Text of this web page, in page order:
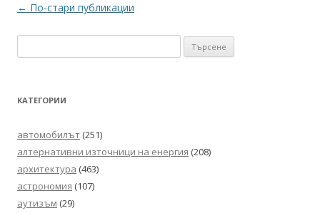
Навигация
← По-стари публикации
за:
КАТЕГОРИИ
автомобилът (251)
алтернативни източници на енергия (208)
архитектура (463)
астрономия (107)
аутизъм (29)